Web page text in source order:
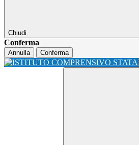
Chiudi
Conferma
Annulla Conferma